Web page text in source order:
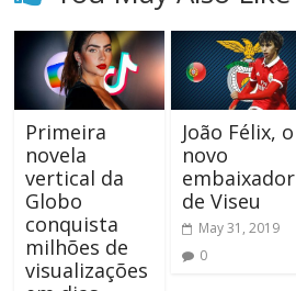
Primeira
novela
vertical da
Globo
conquista
milhões de
visualizações
João Félix, o
novo
embaixador
de Viseu
May 31, 2019
0